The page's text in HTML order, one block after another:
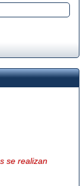
se realizan